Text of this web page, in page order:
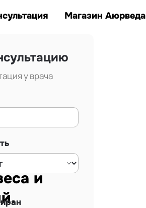
Магазин Аюрведа
у врача
и